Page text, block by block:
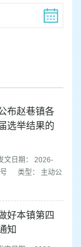
布赵巷镇各
选举结果的
文日期： 2026-
类型： 主动公
好本镇第四
知